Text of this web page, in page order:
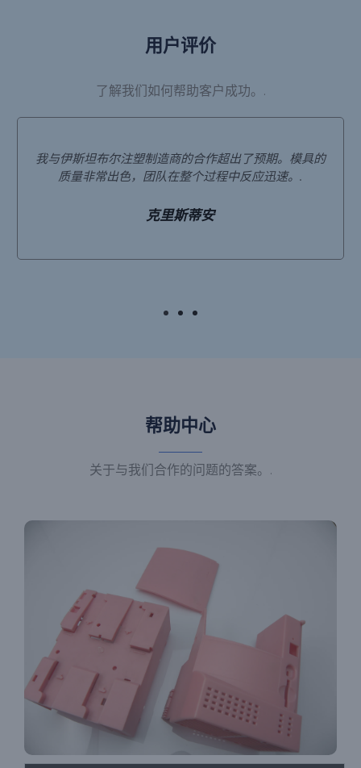
用户评价
了解我们如何帮助客户成功。.
我与伊斯坦布尔注塑制造商的合作超出了预期。模具的
质量非常出色，团队在整个过程中反应迅速。.
克里斯蒂安
帮助中心
关于与我们合作的问题的答案。.